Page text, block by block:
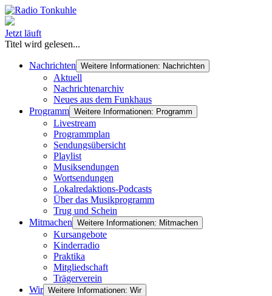
Jetzt läuft
Titel wird gelesen...
Nachrichten Weitere Informationen: Nachrichten
Aktuell
Nachrichtenarchiv
Neues aus dem Funkhaus
Programm Weitere Informationen: Programm
Livestream
Programmplan
Sendungsübersicht
Playlist
Musiksendungen
Wortsendungen
Lokalredaktions-Podcasts
Über das Musikprogramm
Trug und Schein
Mitmachen Weitere Informationen: Mitmachen
Kursangebote
Kinderradio
Praktika
Mitgliedschaft
Trägerverein
Wir Weitere Informationen: Wir